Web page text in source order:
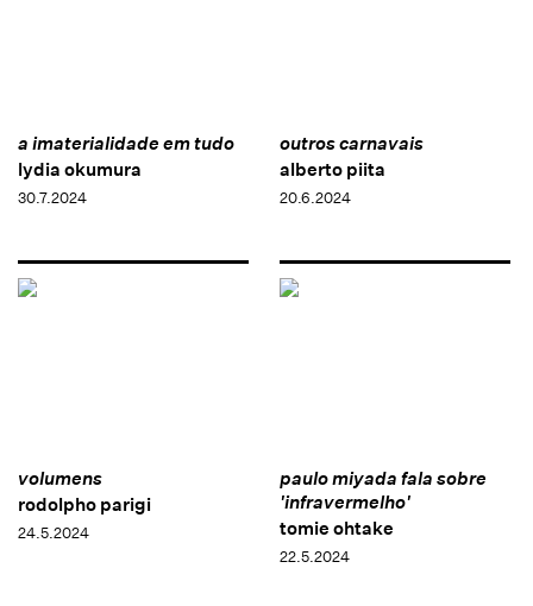
a imaterialidade em tudo
lydia okumura
30.7.2024
outros carnavais
alberto piita
20.6.2024
volumens
rodolpho parigi
24.5.2024
paulo miyada fala sobre
'infravermelho'
tomie ohtake
22.5.2024